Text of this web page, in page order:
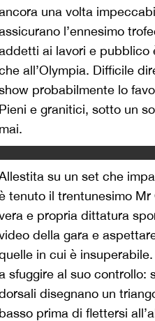
una volta
l’ennesimo
ai lavori e pubblico
all’Olympia. Difficile
probabilmente lo
Pieni e granitici, sotto un
mai.
su un set che
tenuto il trentunesimo
e propria dittatura
della gara e
in cui è
sfuggire al suo controllo:
disegnano un
basso prima di flettersi